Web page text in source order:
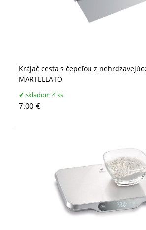
Krájač cesta s čepeľou z
MARTELLATO
skladom 4 ks
7.00 €